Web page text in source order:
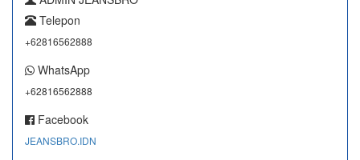
Telepon
+62816562888
WhatsApp
+62816562888
Facebook
JEANSBRO.IDN